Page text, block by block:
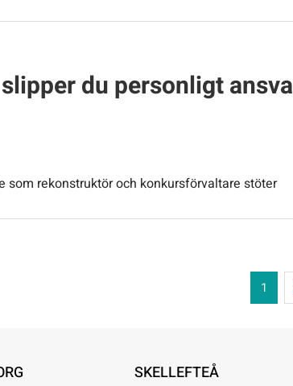
du personligt
som rekonstruktör och konkursförvaltare stöter
1
SKELLEFTEÅ